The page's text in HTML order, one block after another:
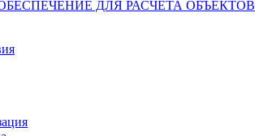
ДЛЯ РАСЧЕТА ОБЪЕКТОВ